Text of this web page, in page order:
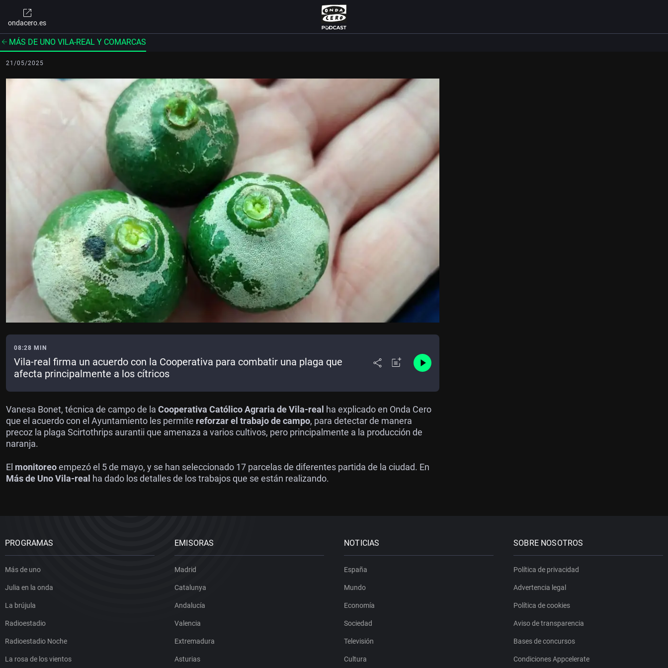
ondacero.es
MÁS DE UNO VILA-REAL Y COMARCAS
21/05/2025
08:28 MIN
Vila-real firma un acuerdo con la Cooperativa para combatir una plaga que
afecta principalmente a los cítricos
Vanesa Bonet, técnica de campo de la Cooperativa Católico Agraria de Vila-real ha explicado en Onda Cero
que el acuerdo con el Ayuntamiento les permite reforzar el trabajo de campo, para detectar de manera
precoz la plaga Scirtothrips aurantii que amenaza a varios cultivos, pero principalmente a la producción de
naranja.
El monitoreoempezó el 5 de mayo, y se han seleccionado 17 parcelas de diferentes partida de la ciudad. En
Más de Uno Vila-real ha dado los detalles de los trabajos que se están realizando.
PROGRAMAS
Más de uno
Julia en la onda
La brújula
Radioestadio
Radioestadio Noche
La rosa de los vientos
EMISORAS
Madrid
Catalunya
Andalucía
Valencia
Extremadura
Asturias
NOTICIAS
España
Mundo
Economía
Sociedad
Televisión
Cultura
SOBRE NOSOTROS
Política de privacidad
Advertencia legal
Política de cookies
Aviso de transparencia
Bases de concursos
Condiciones Appcelerate